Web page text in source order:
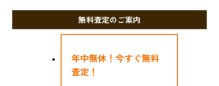
無料査定のご案内
年中無休！今すぐ無料
査定！